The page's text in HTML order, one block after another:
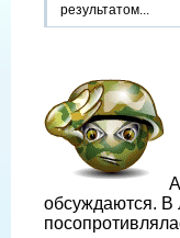
результатом...
обсуждаются. В